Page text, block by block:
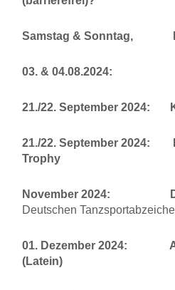
Samstag & Sonntag,
03. & 04.08.2024:
21./22. September 2024:
21./22. September 2024:
Trophy
November 2024:
Deutschen
01. Dezember 2024:
(Latein)